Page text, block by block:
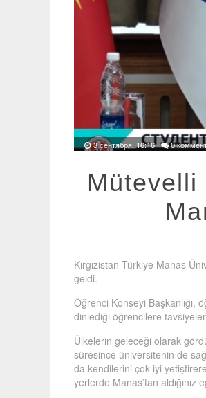
3 сентября, 16:16· 0
Mütevelli
Kırgızistan-Türkiye Manas
geldi.
Öğrenci Konseyi Başkanlığı,
dinlediği öğrencilere
Ülkelerin geleceği olarak
süresince üniversitenin de
da kendilerini çok iyi
yerlerde Manas’tan aldığınız